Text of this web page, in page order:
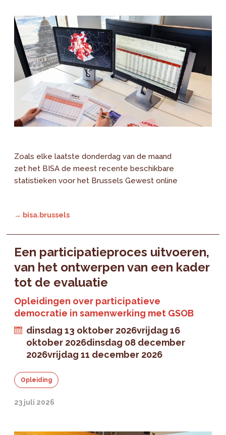
Zoals elke laatste donderdag van de maand
zet het BISA de meest recente beschikbare
statistieken voor het Brussels Gewest online
→ bisa.brussels
Een participatieproces uitvoeren,
van het ontwerpen van een kader
tot de evaluatie
Opleidingen over participatieve
democratie in samenwerking met GSOB
dinsdag 13 oktober 2026vrijdag 16
oktober 2026dinsdag 08 december
2026vrijdag 11 december 2026
Opleiding
23 juli 2026